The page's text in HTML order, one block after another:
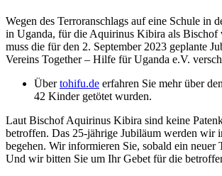
Wegen des Terroranschlags auf eine Schule in
in Uganda, für die Aquirinus Kibira als Bischof
muss die für den 2. September 2023 geplante
Vereins Together – Hilfe für Uganda e.V.
Übertohifu.de erfahren Sie mehr über
42 Kinder getötet wurden.
Laut Bischof Aquirinus Kibira sind keine
betroffen. Das 25-jährige Jubiläum werden wir
begehen. Wir informieren Sie, sobald ein neuer
Und wir bitten Sie um Ihr Gebet für die